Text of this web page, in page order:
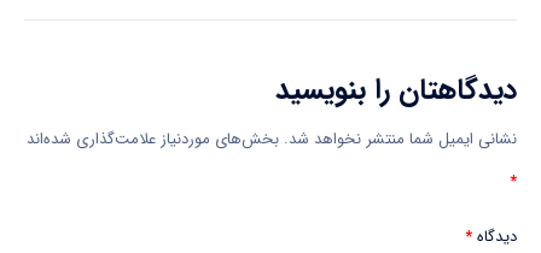
دیدگاهتان را بنویسید
نشانی ایمیل شما منتشر نخواهد شد. بخش‌های موردنیاز علامت‌گذاری شده‌اند
*
دیدگاه*